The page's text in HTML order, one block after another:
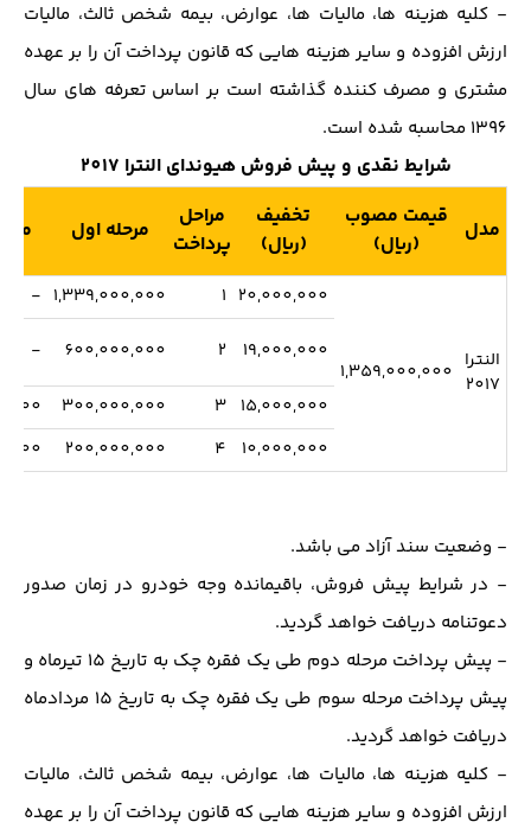
- کلیه هزینه ها، مالیات ها، عوارض، بیمه شخص ثالث، مالیات
ارزش افزوده و سایر هزینه هایی که قانون پرداخت آن را بر عهده
مشتری و مصرف کننده گذاشته است بر اساس تعرفه های سال
1396 محاسبه شده است.
شرایط نقدی و پیش فروش هیوندای النترا 2017
مدل
قیمت مصوب
(ریال)
تخفیف
(ریال)
مراحل
پرداخت
مرحله اول
النترا
2017
1,359,000,000
20,000,000
1
1,339,000,000
-
19,000,000
2
600,000,000
-
15,000,000
3
300,000,000
10,000,000
4
200,000,000
- وضعیت سند آزاد می باشد.
- در شرایط پیش فروش، باقیمانده وجه خودرو در زمان صدور
دعوتنامه دریافت خواهد گردید.
- پیش پرداخت مرحله دوم طی یک فقره چک به تاریخ 15 تیرماه و
پیش پرداخت مرحله سوم طی یک فقره چک به تاریخ 15 مردادماه
دریافت خواهد گردید.
- کلیه هزینه ها، مالیات ها، عوارض، بیمه شخص ثالث، مالیات
ارزش افزوده و سایر هزینه هایی که قانون پرداخت آن را بر عهده